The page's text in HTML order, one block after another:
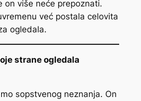
on više neće prepoznati.
već postala celovita
ogledala.
strane ogledala
sopstvenog neznanja. On